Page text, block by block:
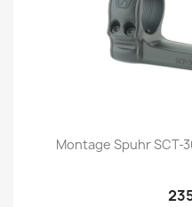
Montage Spuhr SCT-